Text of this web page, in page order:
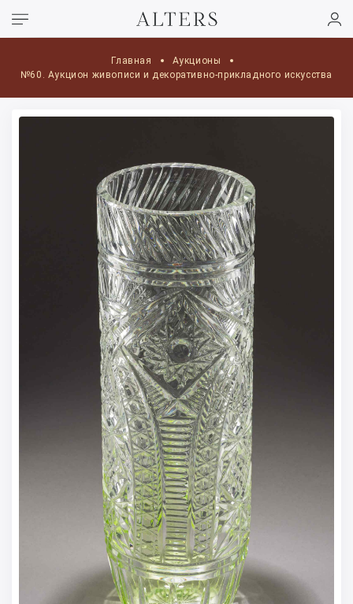
Главная
Аукционы
№60. Аукцион живописи и декоративно-прикладного искусства